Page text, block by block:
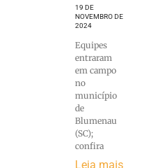
19 DE
NOVEMBRO DE
2024
Equipes
entraram
em campo
no
município
de
Blumenau
(SC);
confira
Leia mais